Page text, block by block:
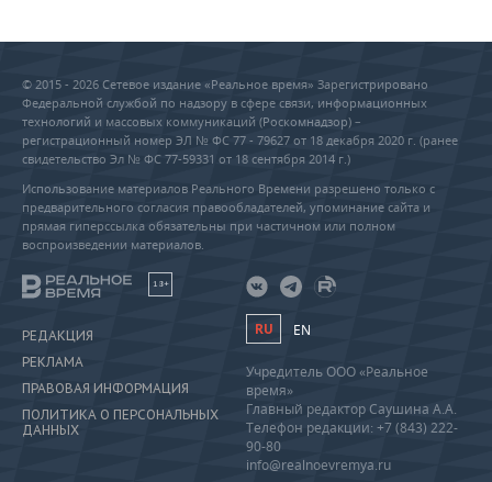
© 2015 - 2026 Сетевое издание «Реальное время» Зарегистрировано
Федеральной службой по надзору в сфере связи, информационных
технологий и массовых коммуникаций (Роскомнадзор) –
регистрационный номер ЭЛ № ФС 77 - 79627 от 18 декабря 2020 г. (ранее
свидетельство Эл № ФС 77-59331 от 18 сентября 2014 г.)
Использование материалов Реального Времени разрешено только с
предварительного согласия правообладателей, упоминание сайта и
прямая гиперссылка обязательны при частичном или полном
воспроизведении материалов.
18+
РЕДАКЦИЯ
РЕКЛАМА
ПРАВОВАЯ ИНФОРМАЦИЯ
ПОЛИТИКА О ПЕРСОНАЛЬНЫХ
ДАННЫХ
RU EN
Учредитель ООО «Реальное
время»
Главный редактор Саушина А.А.
Телефон редакции: +7 (843) 222-
90-80
info@realnoevremya.ru